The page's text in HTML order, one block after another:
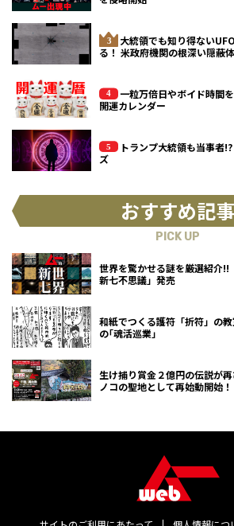
大統領でも知り得ない
る！ 米政府機関の根深い隠蔽
一粒万倍日やボイド時間
開運カレンダー
トランプ大統領も当事者
ズ
おすすめ記事
PICK UP
世界を驚かせる謎を厳選紹介
新七不思議」発売
和紙でつくる護符「折符」の
の｢魂活巡業｣
生け捕り賞金２億円の伝説が
ノコの聖地として再始動開始！